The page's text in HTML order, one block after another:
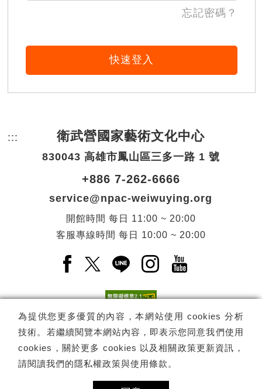
忘記密碼？
快速登入
為提供您更多優質的內容，本網站使用 cookies 分析
技術。若繼續閱覽本網站內容，即表示您同意我們使用
cookies，關於更多 cookies 以及相關政策更新資訊，
請閱讀我們的隱私權政策與使用條款 。
::: 頁尾網站資訊。
衛武營國家藝術文化中心
830043 高雄市鳳山區三多一路 1 號
+886 7-262-6666
service@npac-weiwuying.org
開館時間 每日
11:00 ~ 20:00
客服專線時間 每日 10:00 ~ 20:00
Facebook(另開新視窗)
X(另開新視窗)
LINE(另開新視窗)
Instagram(另開新視
YouTube(另開
電子報訂閱 訂閱
Copyright © 國家表演藝術中心 -衛武營國家藝術文化中心